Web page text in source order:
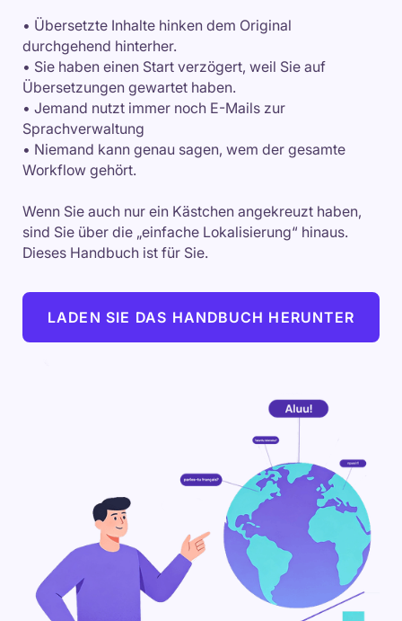
• Übersetzte Inhalte hinken dem Original
durchgehend hinterher.
• Sie haben einen Start verzögert, weil Sie auf
Übersetzungen gewartet haben.
• Jemand nutzt immer noch E-Mails zur
Sprachverwaltung
• Niemand kann genau sagen, wem der gesamte
Workflow gehört.
Wenn Sie auch nur ein Kästchen angekreuzt haben,
sind Sie über die „einfache Lokalisierung“ hinaus.
Dieses Handbuch ist für Sie.
LADEN SIE DAS HANDBUCH HERUNTER